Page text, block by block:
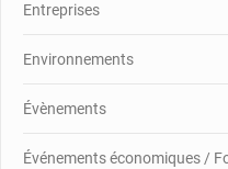
Entreprises
Environnements
Évènements
Événements économiques /